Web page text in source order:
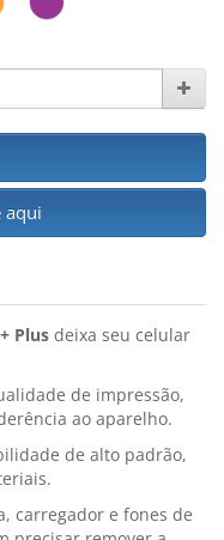
aqui
Plus deixa seu celular
de impressão,
ao aparelho.
de alto padrão,
carregador e fones de